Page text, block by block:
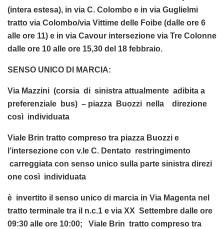
(intera estesa), in via C. Colombo e in via Guglielmi
tratto via Colombo/via Vittime delle Foibe (dalle ore 6
alle ore 11) e in via Cavour intersezione via Tre Colonne
dalle ore 10 alle ore 15,30 del 18 febbraio.
SENSO UNICO DI MARCIA:
Via Mazzini (corsia di sinistra attualmente adibita a
preferenziale bus) – piazza Buozzi nella direzione
così individuata
Viale Brin tratto compreso tra piazza Buozzi e
l’intersezione con v.le C. Dentato restringimento
carreggiata con senso unico sulla parte sinistra direzi
one così individuata
è invertito il senso unico di marcia in Via Magenta nel
tratto terminale tra il n.c.1 e via XX Settembre dalle ore
09:30 alle ore 10:00; Viale Brin tratto compreso tra